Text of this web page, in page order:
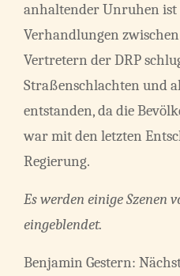
anhaltender Unruhen ist
Verhandlungen
Vertretern der DRP
Straßenschlachten und
entstanden, da die
war mit den letzten
Regierung.
Es werden einige Szenen
eingeblendet.
Benjamin Gestern: